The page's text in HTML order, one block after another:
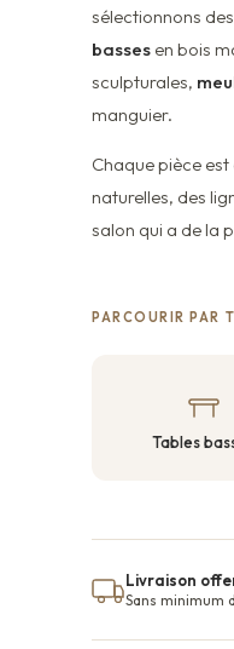
sélectionnons des
basses en bois
sculpturales,
manguier.
Chaque pièce
naturelles, des
salon qui a de la
PARCOURIR PAR
Tables
Livraison
Sans minimum